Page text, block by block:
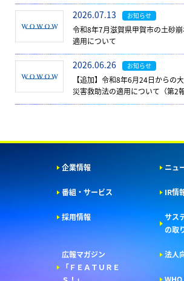
2026.07.13 お知らせ
令和8年7月滋賀県甲賀市の土砂
適用について
2026.06.26 お知らせ
【追加】令和8年6月24日からの
災害救助法の適用について（第2報
企業情報 ニュ
番組・サービス IR情
採用情報
サス
の取
広報マガジン
「ＦＥＡＴＵＲＥ
法人